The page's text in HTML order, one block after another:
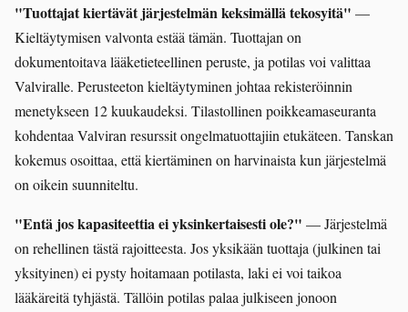
"Tuottajat kiertävät järjestelmän keksimällä tekosyitä" —
Kieltäytymisen valvonta estää tämän. Tuottajan on
dokumentoitava lääketieteellinen peruste, ja potilas voi valittaa
Valviralle. Perusteeton kieltäytyminen johtaa rekisteröinnin
menetykseen 12 kuukaudeksi. Tilastollinen poikkeamaseuranta
kohdentaa Valviran resurssit ongelmatuottajiin etukäteen. Tanskan
kokemus osoittaa, että kiertäminen on harvinaista kun järjestelmä
on oikein suunniteltu.
"Entä jos kapasiteettia ei yksinkertaisesti ole?" — Järjestelmä
on rehellinen tästä rajoitteesta. Jos yksikään tuottaja (julkinen tai
yksityinen) ei pysty hoitamaan potilasta, laki ei voi taikoa
lääkäreitä tyhjästä. Tällöin potilas palaa julkiseen jonoon